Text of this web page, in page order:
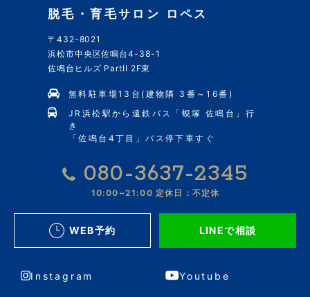
脱毛・育毛サロン ロペス
〒432-8021
浜松市中央区佐鳴台4-38-1
佐鳴台ヒルズ PartII 2F東
無料駐車場13台(建物隣 3番～16番)
JR浜松駅から遠鉄バス「蜆塚 佐鳴台」行
き
「佐鳴台4丁目」バス停下車すぐ
080-3637-2345
10:00~21:00 定休日：不定休
WEB予約 LINEで相談
Instagram Youtube